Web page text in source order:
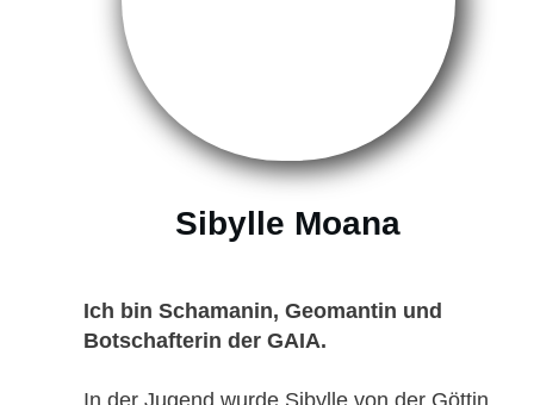
Sibylle Moana
Ich bin Schamanin, Geomantin und
Botschafterin der GAIA.
In der Jugend wurde Sibylle von der Göttin